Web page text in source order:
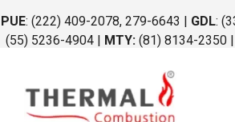
al
contenido
PUE: (222) 409-2078, 279-6643 | GDL:
(55) 5236-4904 | MTY:(81) 8134-2350 |